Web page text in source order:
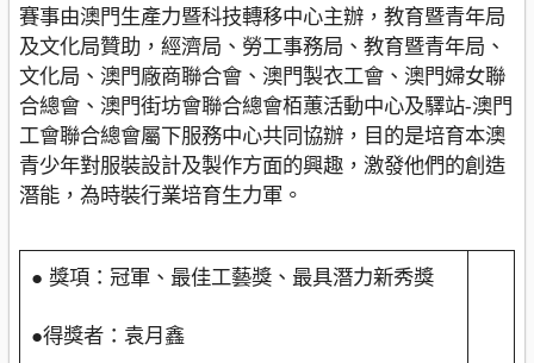
賽事由澳門生產力暨科技轉移中心主辦，教育暨青年局
及文化局贊助，經濟局、勞工事務局、教育暨青年局、
文化局、澳門廠商聯合會、澳門製衣工會、澳門婦女聯
合總會、澳門街坊會聯合總會栢蕙活動中心及驛站-澳門
工會聯合總會屬下服務中心共同協辦，目的是培育本澳
青少年對服裝設計及製作方面的興趣，激發他們的創造
潛能，為時裝行業培育生力軍。
● 獎項：冠軍、最佳工藝獎、最具潛力新秀獎
●得獎者：袁月鑫